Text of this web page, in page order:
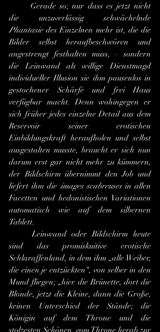
Phantasie des Einzelnen mehr ist, die die
Bilder selbst heraufbeschwören und
angestrengt festhalten muss, – sondern
die Leinwand als willige Dienstmagd
individueller Illusion sie ihm pausenlos in
gestochener Schärfe und frei Haus
verfügbar macht. Denn wohingegen er
sich früher jedes einzelne Detail aus dem
Reservoir seiner erotischen
Einbildungskraft heraufholen und selbst
ausgestalten musste, braucht er sich nun
darum erst gar nicht mehr zu kümmern,
der Bildschirm übernimmt den Job und
liefert ihm die images scabreuses in allen
Facetten und hedonistischen Variationen
automatisch wie auf dem silbernen
Tablett.
	Leinwand oder Bildschirm heute
sind das promiskuitive erotische
Schlaraffenland, in dem ihm „alle Weiber,
die einen je entzückten“, von selber in den
Mund fliegen; „hier die Brünette, dort die
Blonde, jetzt die Kleine, dann die Große,
keinen Unterschied der Stände; die
Königin auf dem Throne und die
stolzesten Schönen, vom Throne herab zur